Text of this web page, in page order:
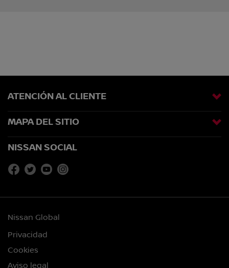
ATENCIÓN AL CLIENTE
MAPA DEL SITIO
NISSAN SOCIAL
Nissan Global
Privacidad
Cookies
Aviso legal